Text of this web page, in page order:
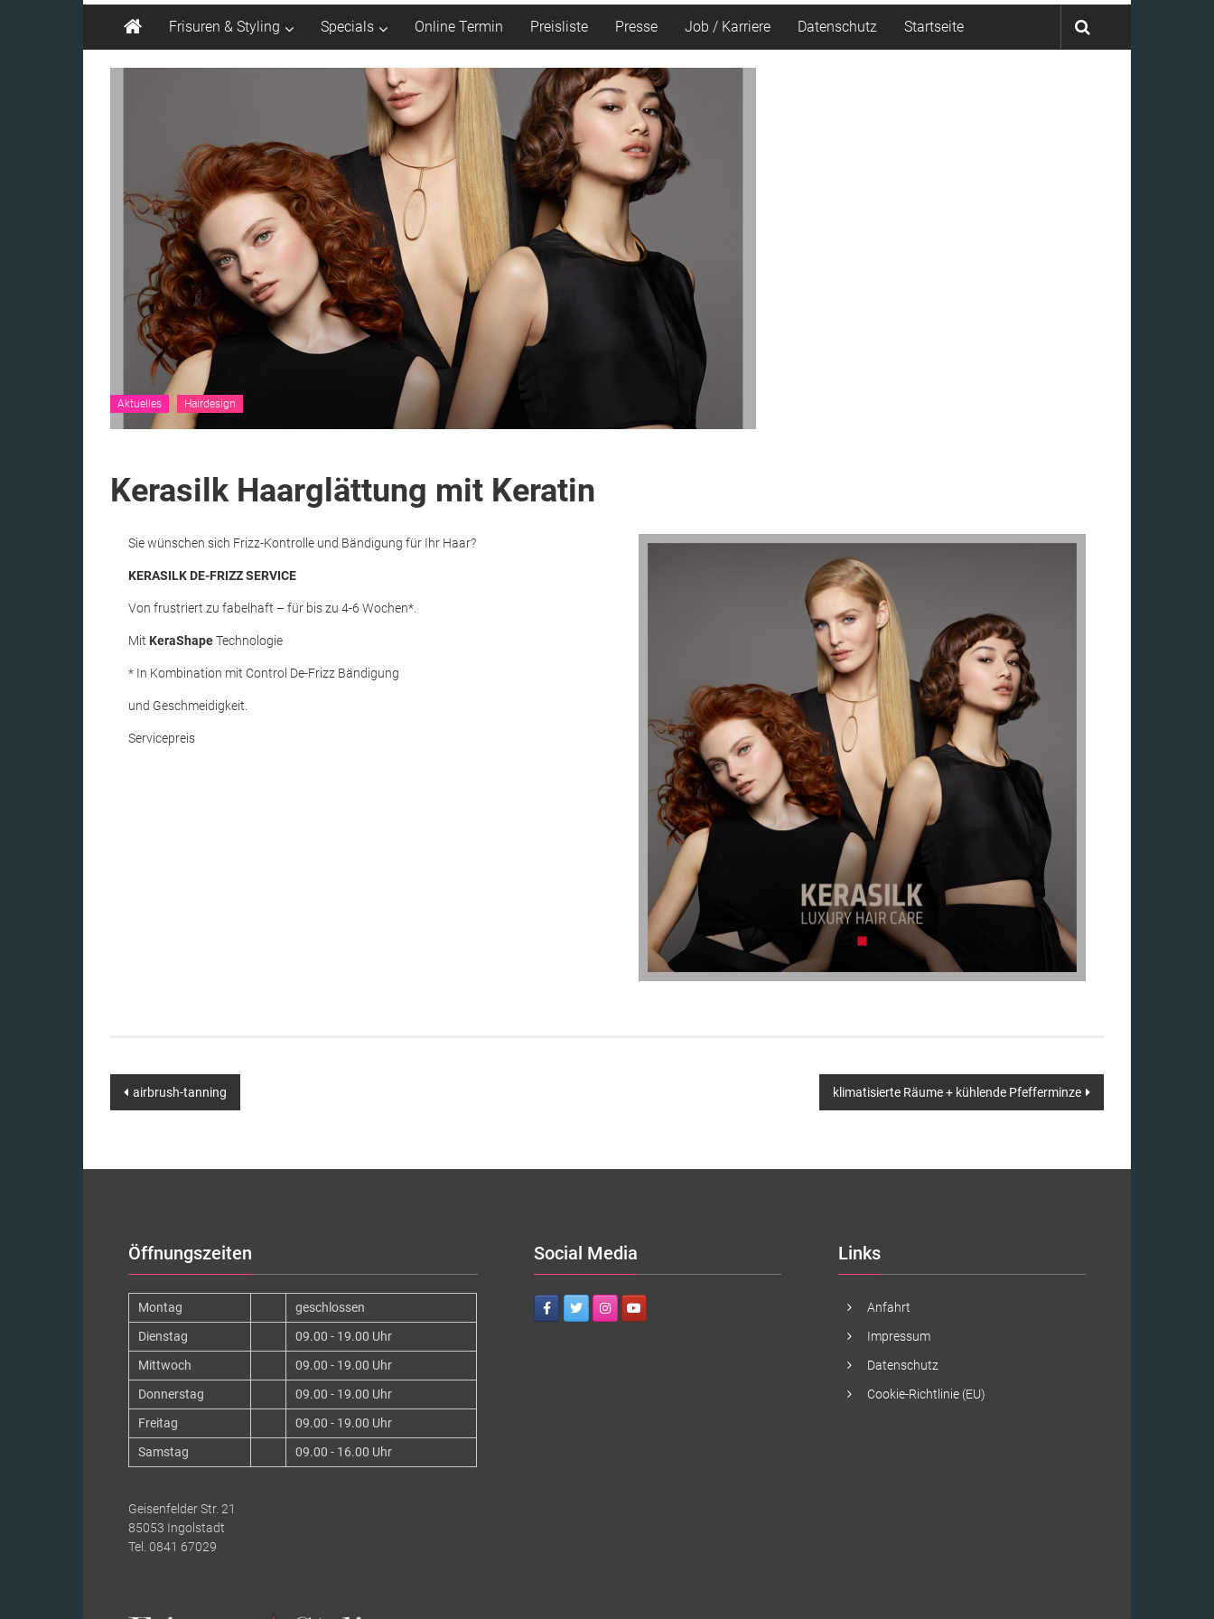
Frisuren & Styling Specials Online Termin Preisliste Presse Job / Karriere Datenschutz Startseite
Aktuelles Hairdesign
Kerasilk Haarglättung mit Keratin
Sie wünschen sich Frizz-Kontrolle und Bändigung für Ihr Haar?
KERASILK DE-FRIZZ SERVICE
Von frustriert zu fabelhaft – für bis zu 4-6 Wochen*.
Mit KeraShapeTechnologie
* In Kombination mit Control De-Frizz Bändigung
und Geschmeidigkeit.
Servicepreis
Beitragsnavigation
airbrush-tanning klimatisierte Räume + kühlende Pfefferminze
Öffnungszeiten
Montag
geschlossen
Dienstag
09.00 - 19.00 Uhr
Mittwoch
09.00 - 19.00 Uhr
Donnerstag
09.00 - 19.00 Uhr
Freitag
09.00 - 19.00 Uhr
Samstag
09.00 - 16.00 Uhr
Geisenfelder Str. 21
85053 Ingolstadt
Tel. 0841 67029
Social Media Links
Anfahrt
Impressum
Datenschutz
Cookie-Richtlinie (EU)